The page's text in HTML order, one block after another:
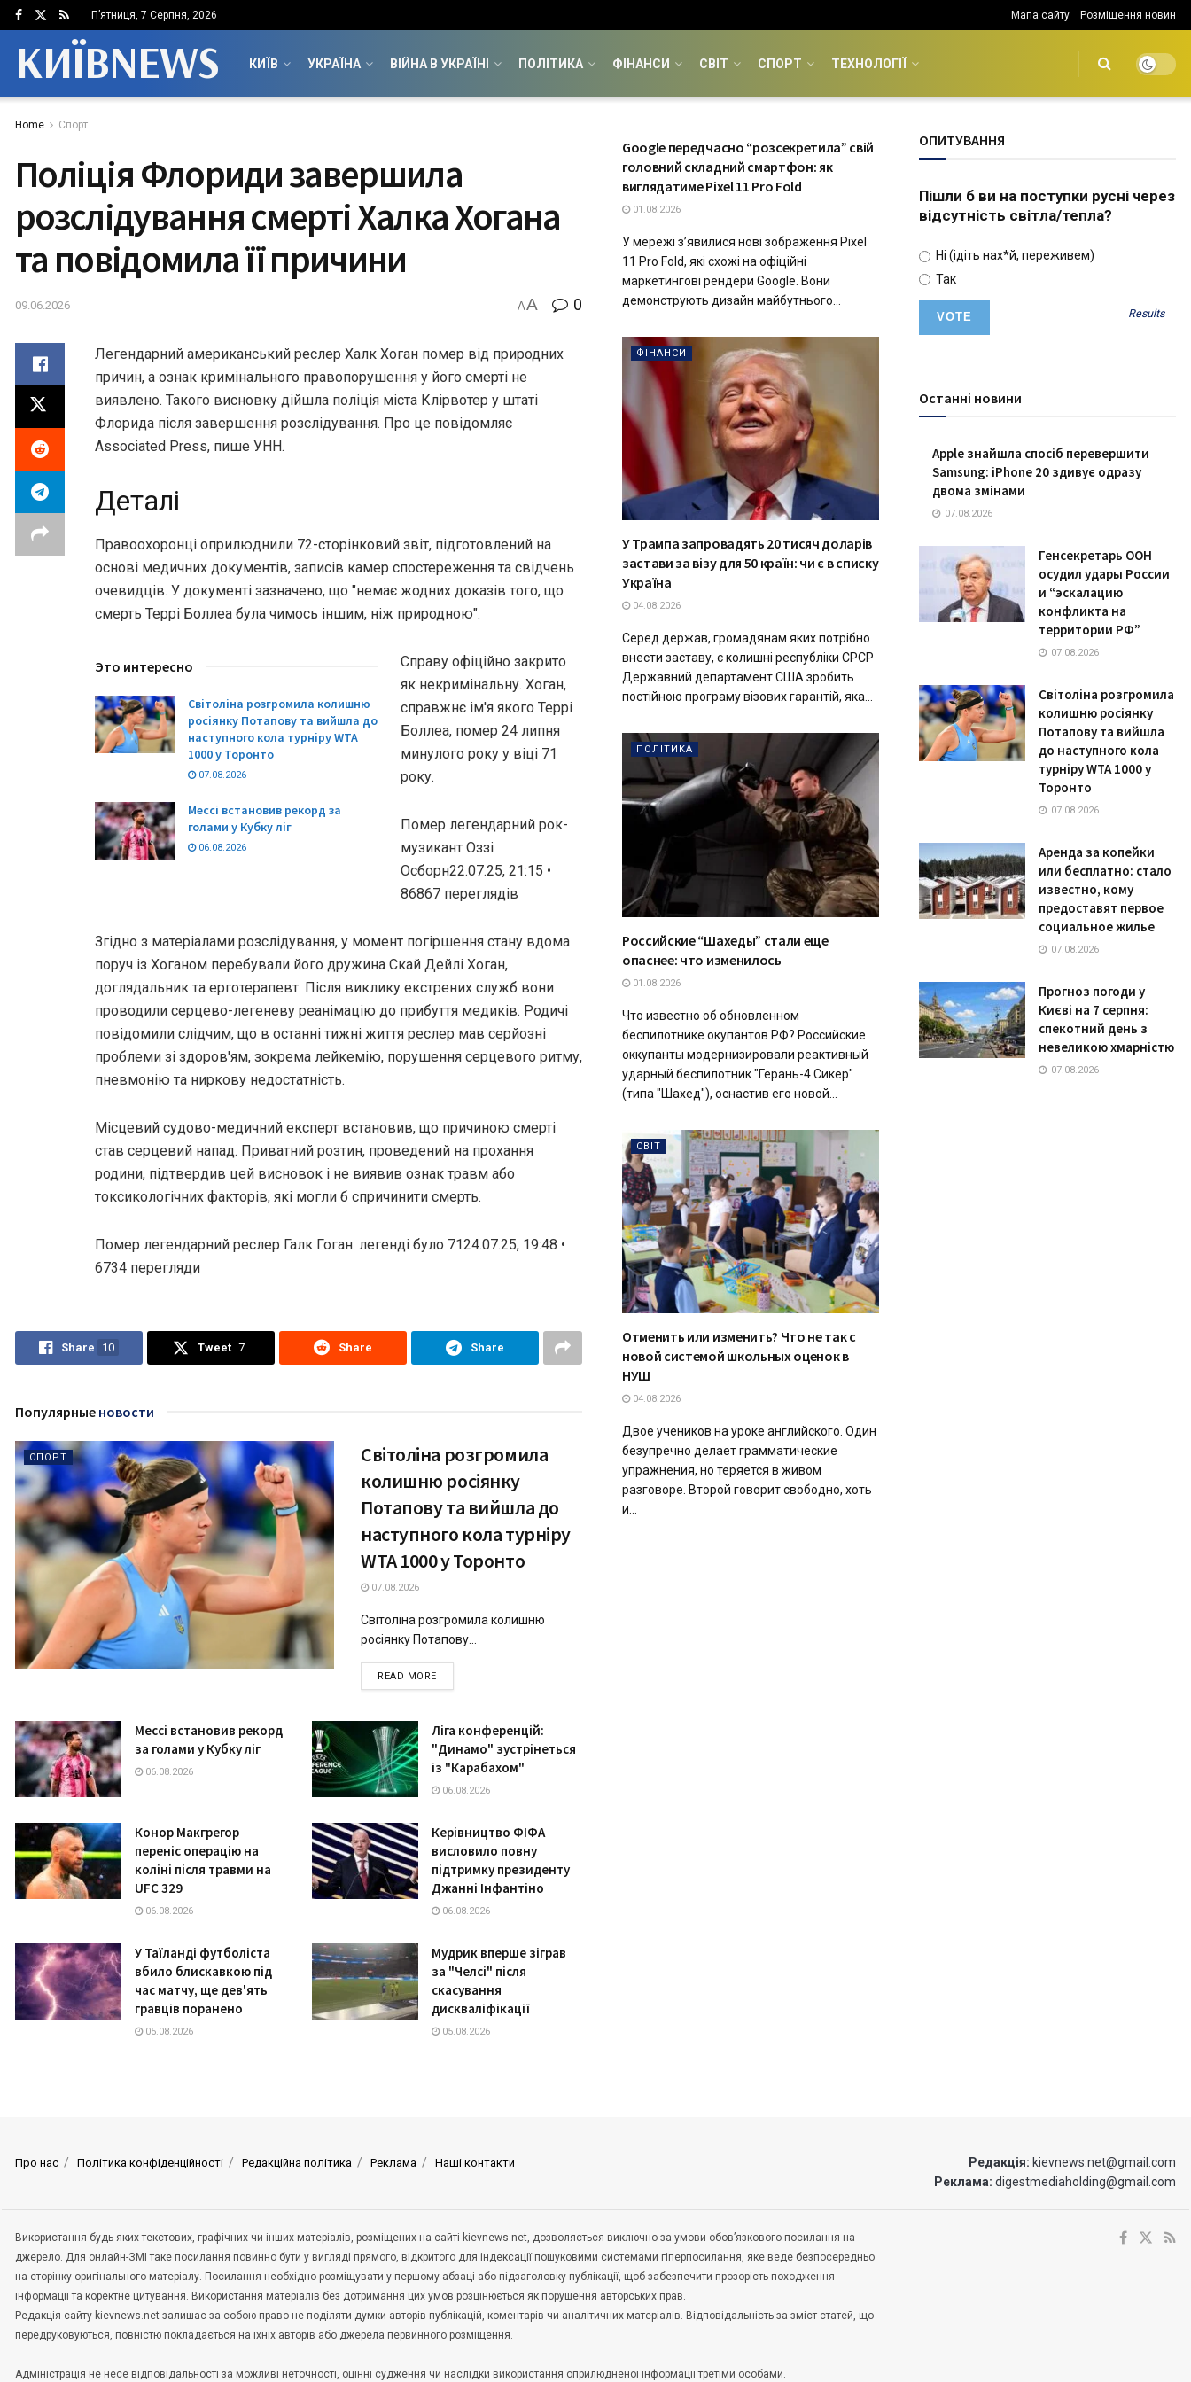
П’ятниця, 7 Серпня, 2026 Мапа сайту Розміщення новин
КИЇВNEWS КИЇВ УКРАЇНА ВІЙНА В УКРАЇНІ ПОЛІТИКА ФІНАНСИ СВІТ СПОРТ ТЕХНОЛОГІЇ
Home Спорт
Поліція Флориди завершила
розслідування смерті Халка Хогана
та повідомила її причини
09.06.2026 AA 0
Легендарний американський реслер Халк Хоган помер від природних
причин, а ознак кримінального правопорушення у його смерті не
виявлено. Такого висновку дійшла поліція міста Клірвотер у штаті
Флорида після завершення розслідування. Про це повідомляє
Associated Press, пише УНН.
Деталі
Правоохоронці оприлюднили 72-сторінковий звіт, підготовлений на
основі медичних документів, записів камер спостереження та свідчень
очевидців. У документі зазначено, що "немає жодних доказів того, що
смерть Террі Боллеа була чимось іншим, ніж природною".
Это интересно
Світоліна розгромила колишню
росіянку Потапову та вийшла до
наступного кола турніру WTA
1000 у Торонто
07.08.2026
Мессі встановив рекорд за
голами у Кубку ліг
06.08.2026
Справу офіційно закрито
як некримінальну. Хоган,
справжнє ім'я якого Террі
Боллеа, помер 24 липня
минулого року у віці 71
року.
Помер легендарний рок-
музикант Оззі
Осборн22.07.25, 21:15 •
86867 переглядiв
Згідно з матеріалами розслідування, у момент погіршення стану вдома
поруч із Хоганом перебували його дружина Скай Дейлі Хоган,
доглядальник та ерготерапевт. Після виклику екстрених служб вони
проводили серцево-легеневу реанімацію до прибуття медиків. Родичі
повідомили слідчим, що в останні тижні життя реслер мав серйозні
проблеми зі здоров'ям, зокрема лейкемію, порушення серцевого ритму,
пневмонію та ниркову недостатність.
Місцевий судово-медичний експерт встановив, що причиною смерті
став серцевий напад. Приватний розтин, проведений на прохання
родини, підтвердив цей висновок і не виявив ознак травм або
токсикологічних факторів, які могли б спричинити смерть.
Помер легендарний реслер Галк Гоган: легенді було 7124.07.25, 19:48 •
6734 перегляди
Share 10 Tweet 7 Share Share
Популярные новости
СПОРТ
Світоліна розгромила
колишню росіянку
Потапову та вийшла до
наступного кола турніру
WTA 1000 у Торонто
07.08.2026
Світоліна розгромила колишню
росіянку Потапову...
READ MOREDETAILS
Мессі встановив рекорд
за голами у Кубку ліг
06.08.2026
Ліга конференцій:
"Динамо" зустрінеться
із "Карабахом"
06.08.2026
Конор Макгрегор
переніс операцію на
коліні після травми на
UFC 329
06.08.2026
Керівництво ФІФА
висловило повну
підтримку президенту
Джанні Інфантіно
06.08.2026
У Таїланді футболіста
вбило блискавкою під
час матчу, ще дев'ять
гравців поранено
05.08.2026
Мудрик вперше зіграв
за "Челсі" після
скасування
дискваліфікації
05.08.2026
ТЕХНОЛОГІЇ
Google передчасно “розсекретила” свій
головний складний смартфон: як
виглядатиме Pixel 11 Pro Fold
01.08.2026
У мережі з’явилися нові зображення Pixel
11 Pro Fold, які схожі на офіційні
маркетингові рендери Google. Вони
демонструють дизайн майбутнього...
ФІНАНСИ
У Трампа запровадять 20 тисяч доларів
застави за візу для 50 країн: чи є в списку
Україна
04.08.2026
Серед держав, громадянам яких потрібно
внести заставу, є колишні республіки СРСР
Державний департамент США зробить
постійною програму візових гарантій, яка...
ПОЛІТИКА
Российские “Шахеды” стали еще
опаснее: что изменилось
01.08.2026
Что известно об обновленном
беспилотнике окупантов РФ? Российские
оккупанты модернизировали реактивный
ударный беспилотник "Герань-4 Сикер"
(типа "Шахед"), оснастив его новой...
СВІТ
Отменить или изменить? Что не так с
новой системой школьных оценок в
НУШ
04.08.2026
Двое учеников на уроке английского. Один
безупречно делает грамматические
упражнения, но теряется в живом
разговоре. Второй говорит свободно, хоть
и...
ОПИТУВАННЯ
Пішли б ви на поступки русні через
відсутність світла/тепла?
Ні (ідіть нах*й, переживем)
Так
Results
Останні новини
Apple знайшла спосіб перевершити
Samsung: iPhone 20 здивує одразу
двома змінами
07.08.2026
Генсекретарь ООН
осудил удары России
и “эскалацию
конфликта на
территории РФ”
07.08.2026
Світоліна розгромила
колишню росіянку
Потапову та вийшла
до наступного кола
турніру WTA 1000 у
Торонто
07.08.2026
Аренда за копейки
или бесплатно: стало
известно, кому
предоставят первое
социальное жилье
07.08.2026
Прогноз погоди у
Києві на 7 серпня:
спекотний день з
невеликою хмарністю
07.08.2026
Про нас Політика конфіденційності Редакційна політика Реклама Наші контакти Редакція: kievnews.net@gmail.com
Реклама: digestmediaholding@gmail.com
Використання будь-яких текстових, графічних чи інших матеріалів, розміщених на сайті kievnews.net, дозволяється виключно за умови обов’язкового посилання на
джерело. Для онлайн-ЗМІ таке посилання повинно бути у вигляді прямого, відкритого для індексації пошуковими системами гіперпосилання, яке веде безпосередньо
на сторінку оригінального матеріалу. Посилання необхідно розміщувати у першому абзаці або підзаголовку публікації, щоб забезпечити прозорість походження
інформації та коректне цитування. Використання матеріалів без дотримання цих умов розцінюється як порушення авторських прав.
Редакція сайту kievnews.net залишає за собою право не поділяти думки авторів публікацій, коментарів чи аналітичних матеріалів. Відповідальність за зміст статей, що
передруковуються, повністю покладається на їхніх авторів або джерела первинного розміщення.
Адміністрація не несе відповідальності за можливі неточності, оцінні судження чи наслідки використання оприлюдненої інформації третіми особами.